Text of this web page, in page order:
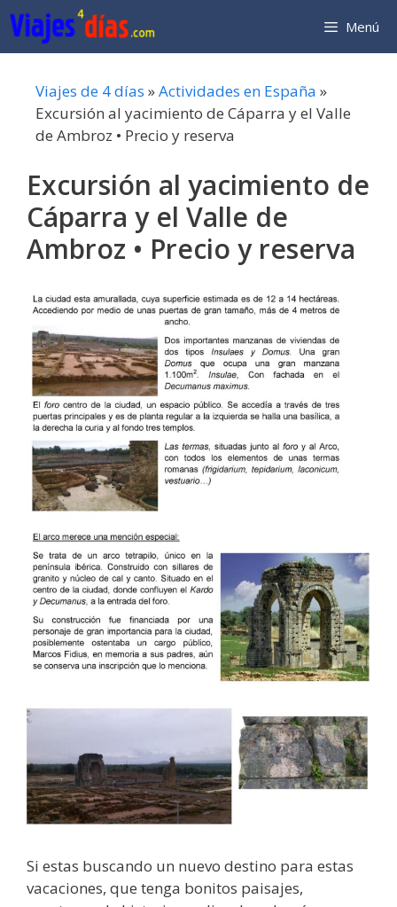
Saltar
al
contenido
Menú
Viajes de 4 días »Actividades en España »
Excursión al yacimiento de Cáparra y el Valle
de Ambroz • Precio y reserva
Excursión al yacimiento de
Cáparra y el Valle de
Ambroz • Precio y reserva
Si estas buscando un nuevo destino para estas
vacaciones, que tenga bonitos paisajes,